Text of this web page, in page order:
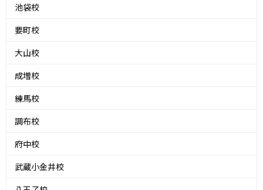
池袋校
要町校
大山校
成増校
練馬校
調布校
府中校
武蔵小金井校